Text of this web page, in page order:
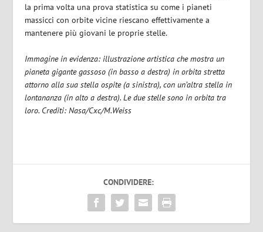
la prima volta una prova statistica su come i pianeti
massicci con orbite vicine riescano effettivamente a
mantenere più giovani le proprie stelle.
Immagine in evidenza: illustrazione artistica che mostra un
pianeta gigante gassoso (in basso a destra) in orbita stretta
attorno alla sua stella ospite (a sinistra), con un’altra stella in
lontananza (in alto a destra). Le due stelle sono in orbita tra
loro. Crediti: Nasa/Cxc/M.Weiss
CONDIVIDERE: